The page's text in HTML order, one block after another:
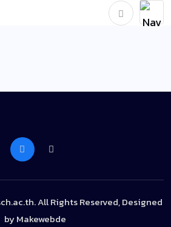
All Rights Reserved, Designed
byMakewebde